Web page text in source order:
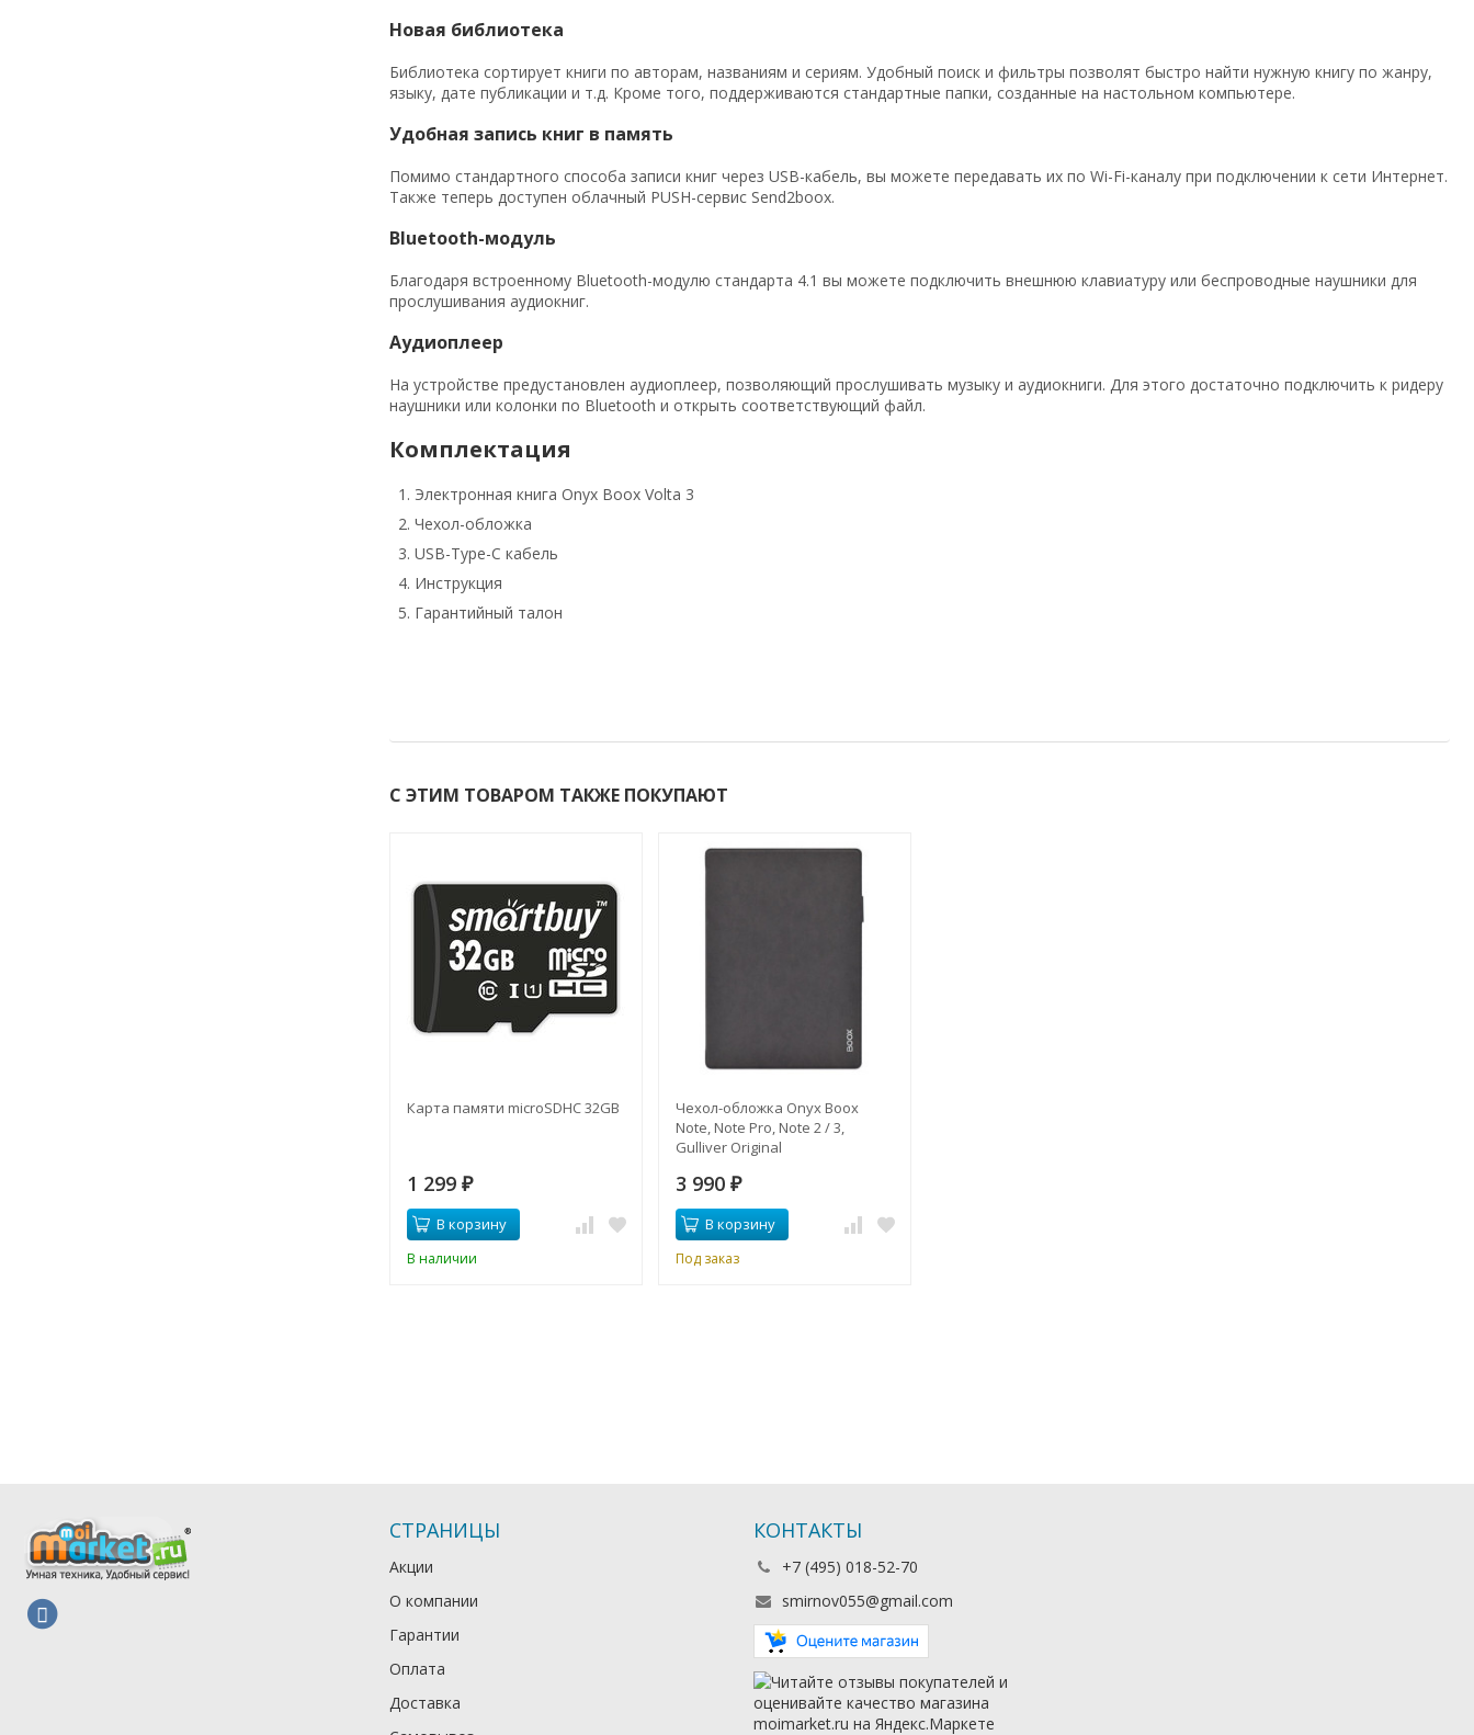
Новая библиотека
Библиотека сортирует книги по авторам, названиям и сериям. Удобный поиск и фильтры позволят быстро найти нужную книгу по жанру,
языку, дате публикации и т.д. Кроме того, поддерживаются стандартные папки, созданные на настольном компьютере.
Удобная запись книг в память
Помимо стандартного способа записи книг через USB-кабель, вы можете передавать их по Wi-Fi-каналу при подключении к сети Интернет.
Также теперь доступен облачный PUSH-сервис Send2boox.
Bluetooth-модуль
Благодаря встроенному Bluetooth-модулю стандарта 4.1 вы можете подключить внешнюю клавиатуру или беспроводные наушники для
прослушивания аудиокниг.
Аудиоплеер
На устройстве предустановлен аудиоплеер, позволяющий прослушивать музыку и аудиокниги. Для этого достаточно подключить к ридеру
наушники или колонки по Bluetooth и открыть соответствующий файл.
Комплектация
Электронная книга Onyx Boox Volta 3
Чехол-обложка
USB-Type-С кабель
Инструкция
Гарантийный талон
С ЭТИМ ТОВАРОМ ТАКЖЕ ПОКУПАЮТ
Карта памяти microSDHC 32GB
1 299 ₽
В корзину
В наличии
Чехол-обложка Onyx Boox
Note, Note Pro, Note 2 / 3,
Gulliver Original
3 990 ₽
В корзину
Под заказ
СТРАНИЦЫ
Акции
О компании
Гарантии
Оплата
Доставка
КОНТАКТЫ
+7 (495) 018-52-70
smirnov055@gmail.com